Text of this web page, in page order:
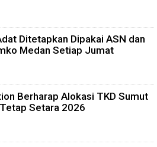
Ditetapkan Dipakai ASN dan
Medan Setiap Jumat
Berharap Alokasi TKD Sumut
Setara 2026